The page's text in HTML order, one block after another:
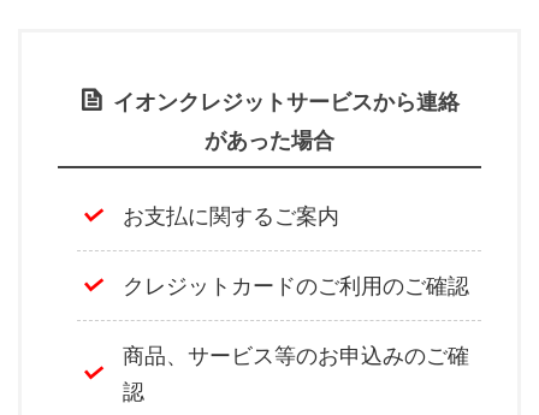
イオンクレジットサービスから連絡
があった場合
お支払に関するご案内
クレジットカードのご利用のご確認
商品、サービス等のお申込みのご確
認